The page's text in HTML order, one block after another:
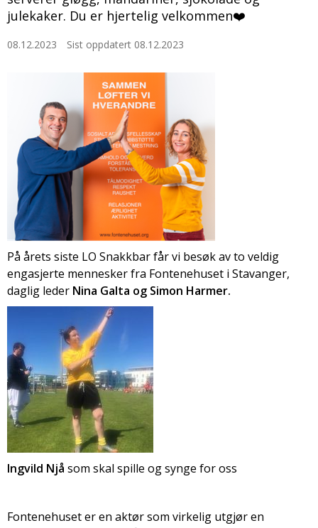
julekaker. Du er hjertelig velkommen❤️
08.12.2023 Sist oppdatert 08.12.2023
På årets siste LO Snakkbar får vi besøk av to veldig
engasjerte mennesker fra Fontenehuset i Stavanger,
daglig leder Nina Galta og Simon Harmer.
Ingvild Njå som skal spille og synge for oss
Fontenehuset er en aktør som virkelig utgjør en